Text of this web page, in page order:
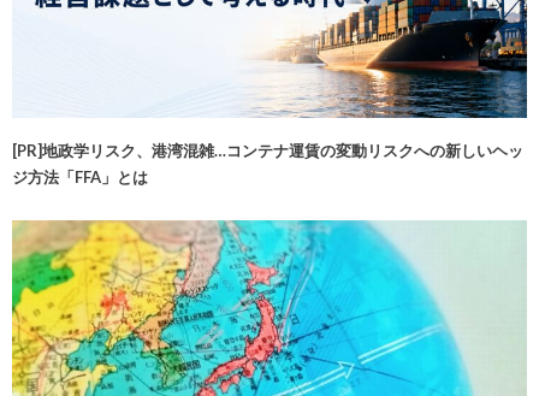
[PR]地政学リスク、港湾混雑…コンテナ運賃の変動リスクへの新しいヘッ
ジ方法「FFA」とは